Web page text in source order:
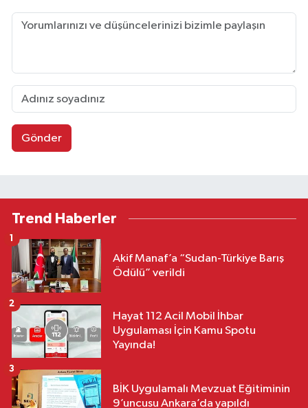
Gönder
Trend Haberler
Akif Manaf’a “Sudan-Türkiye Barış
Ödülü” verildi
1
Hayat 112 Acil Mobil İhbar
Uygulaması İçin Kamu Spotu
Yayında!
2
BİK Uygulamalı Mevzuat Eğitiminin
9’uncusu Ankara’da yapıldı
3